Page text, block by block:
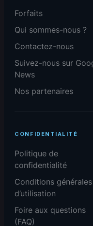
Forfaits
Qui sommes-nous ?
Contactez-nous
Suivez-nous sur
News
Nos partenaires
CONFIDENTIALITÉ
Politique de
confidentialité
Conditions générales
d’utilisation
Foire aux questions
(FAQ)